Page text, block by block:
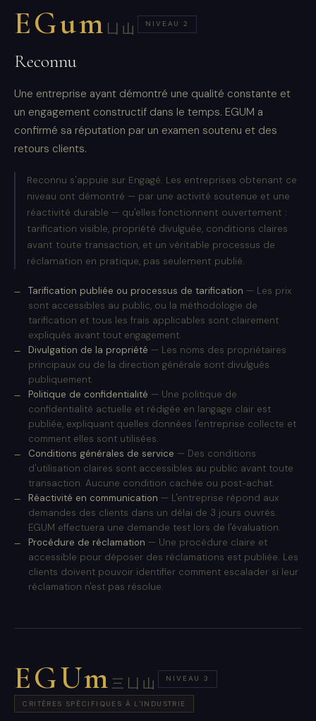
EGum 凵山 NIVEAU 2
Reconnu
Une entreprise ayant démontré une qualité constante et
un engagement constructif dans le temps. EGUM a
confirmé sa réputation par un examen soutenu et des
retours clients.
Reconnu s'appuie sur Engagé. Les entreprises obtenant ce
niveau ont démontré — par une activité soutenue et une
réactivité durable — qu'elles fonctionnent ouvertement :
tarification visible, propriété divulguée, conditions claires
avant toute transaction, et un véritable processus de
réclamation en pratique, pas seulement publié.
Tarification publiée ou processus de tarification — Les prix
sont accessibles au public, ou la méthodologie de
tarification et tous les frais applicables sont clairement
expliqués avant tout engagement.
Divulgation de la propriété — Les noms des propriétaires
principaux ou de la direction générale sont divulgués
publiquement.
Politique de confidentialité — Une politique de
confidentialité actuelle et rédigée en langage clair est
publiée, expliquant quelles données l'entreprise collecte et
comment elles sont utilisées.
Conditions générales de service — Des conditions
d'utilisation claires sont accessibles au public avant toute
transaction. Aucune condition cachée ou post-achat.
Réactivité en communication — L'entreprise répond aux
demandes des clients dans un délai de 3 jours ouvrés.
EGUM effectuera une demande test lors de l'évaluation.
Procédure de réclamation — Une procédure claire et
accessible pour déposer des réclamations est publiée. Les
clients doivent pouvoir identifier comment escalader si leur
réclamation n'est pas résolue.
EGUm 三凵山 NIVEAU 3
CRITÈRES SPÉCIFIQUES À L'INDUSTRIE